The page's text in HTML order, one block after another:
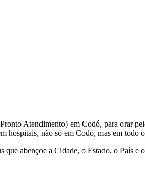
Atendimento) em Codó, para orar
hospitais, não só em Codó, mas em todo
abençoe a Cidade, o Estado, o País e